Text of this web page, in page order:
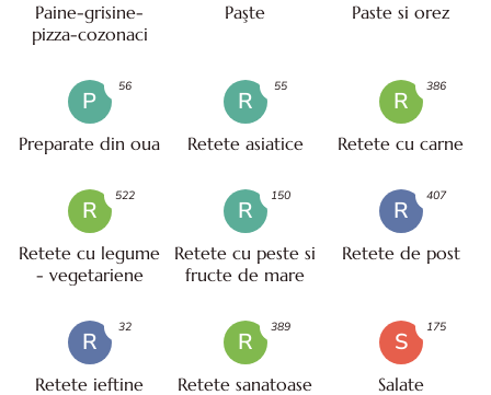
Paine-grisine-
pizza-cozonaci
Paşte Paste si orez
P
Preparate din oua
56
R
Retete asiatice
55
R
Retete cu carne
386
R
Retete cu legume
- vegetariene
522
R
Retete cu peste si
fructe de mare
150
R
Retete de post
407
R
Retete ieftine
32
R
Retete sanatoase
389
S
Salate
175